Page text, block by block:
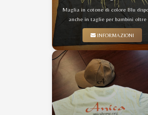
Maglia in cotone di colore Blu
anche in taglie per bambini oltre
INFORMAZIONI